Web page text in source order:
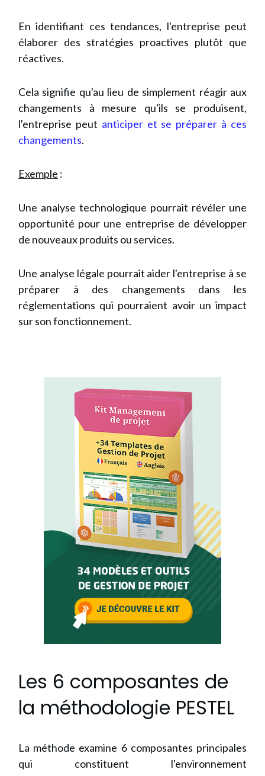
En identifiant ces tendances, l'entreprise peut
élaborer des stratégies proactives plutôt que
réactives.
Cela signifie qu'au lieu de simplement réagir aux
changements à mesure qu'ils se produisent,
l'entreprise peut anticiper et se préparer à ces
changements.
Exemple :
Une analyse technologique pourrait révéler une
opportunité pour une entreprise de développer
de nouveaux produits ou services.
Une analyse légale pourrait aider l'entreprise à se
préparer à des changements dans les
réglementations qui pourraient avoir un impact
sur son fonctionnement.
Les 6 composantes de
la méthodologie PESTEL
La méthode examine 6 composantes principales
qui constituent l'environnement